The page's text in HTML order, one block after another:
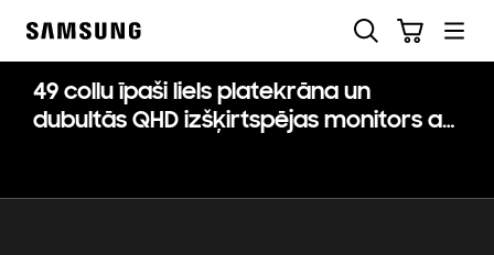
49 collu īpaši liels platekrāna un
dubultās QHD izšķirtspējas monitors ar